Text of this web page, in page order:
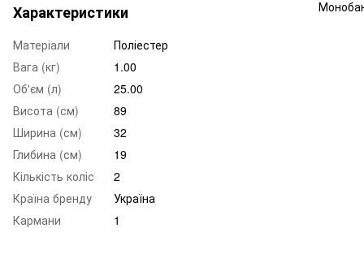
Характеристики
Матеріали
Поліестер
Вага (кг)
1.00
Об'єм (л)
25.00
Висота (см)
89
Ширина (см)
32
Глибина (см)
19
Кількість коліс
2
Країна бренду
Україна
Кармани
1